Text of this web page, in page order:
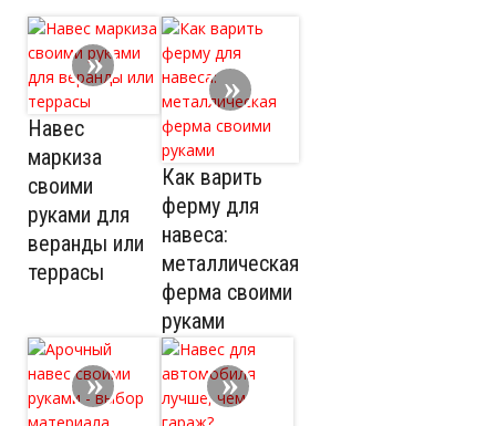
Навес
маркиза
своими
руками для
веранды или
террасы
Как варить
ферму для
навеса:
металлическая
ферма своими
руками